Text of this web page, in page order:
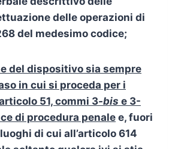
delle operazioni di
del medesimo codice;
del dispositivo sia sempre
in cui si proceda per i
51, commi 3-bis e 3-
di procedura penale e, fuori
di cui all’articolo 614